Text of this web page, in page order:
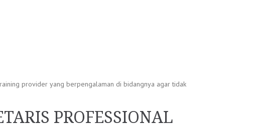
provider yang berpengalaman di bidangnya agar tidak
PROFESSIONAL